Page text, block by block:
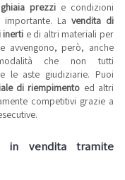
prezzie condizioni
La vendita di
inerti e di altri materiali per
avvengono, però, anche
che non tutti
le aste giudiziarie. Puoi
di riempimento ed altri
competitivi grazie a
in vendita tramite